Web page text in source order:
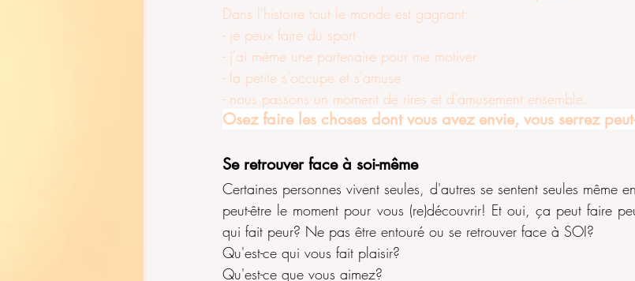
Dans l'histoire tout le monde est gagnant:
- je peux faire du sport
- j'ai même une partenaire pour me motiver
- la petite s'occupe et s'amuse
- nous passons un moment de rires et d'amusement ensemble.
Osez faire les choses dont vous avez envie, vous serrez
Se retrouver face à soi-même
Certaines personnes vivent seules, d'autres se sentent seules même
peut-être le moment pour vous (re)découvrir! Et oui, ça peut faire
qui fait peur? Ne pas être entouré ou se retrouver face à SOI?
Qu'est-ce qui vous fait plaisir?
Qu'est-ce que vous aimez?